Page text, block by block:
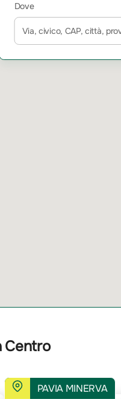
Dove
Centro
PAVIA MINERVA